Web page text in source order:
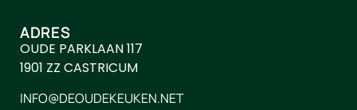
ADRES
OUDE PARKLAAN 117
1901 ZZ CASTRICUM
INFO@DEOUDEKEUKEN.NET